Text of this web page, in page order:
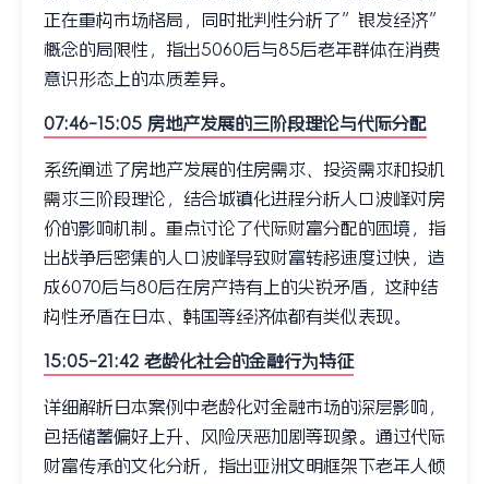
正在重构市场格局，同时批判性分析了”银发经济”
概念的局限性，指出5060后与85后老年群体在消费
意识形态上的本质差异。
07:46-15:05 房地产发展的三阶段理论与代际分配
系统阐述了房地产发展的住房需求、投资需求和投机
需求三阶段理论，结合城镇化进程分析人口波峰对房
价的影响机制。重点讨论了代际财富分配的困境，指
出战争后密集的人口波峰导致财富转移速度过快，造
成6070后与80后在房产持有上的尖锐矛盾，这种结
构性矛盾在日本、韩国等经济体都有类似表现。
15:05-21:42 老龄化社会的金融行为特征
详细解析日本案例中老龄化对金融市场的深层影响，
包括储蓄偏好上升、风险厌恶加剧等现象。通过代际
财富传承的文化分析，指出亚洲文明框架下老年人倾